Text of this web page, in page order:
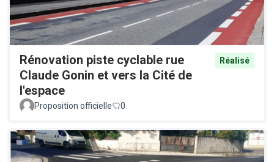
Rénovation piste cyclable rue
Claude Gonin et vers la Cité de
l'espace
Réalisé
Proposition officielle 0